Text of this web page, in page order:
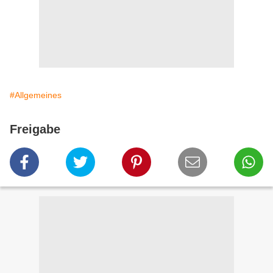
#Allgemeines
Freigabe